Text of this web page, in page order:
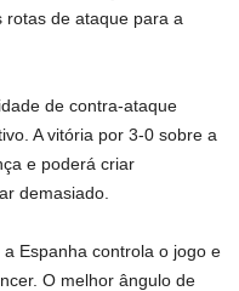
rotas de ataque para a
de contra-ataque
A vitória por 3-0 sobre a
e poderá criar
demasiado.
Espanha controla o jogo e
O melhor ângulo de